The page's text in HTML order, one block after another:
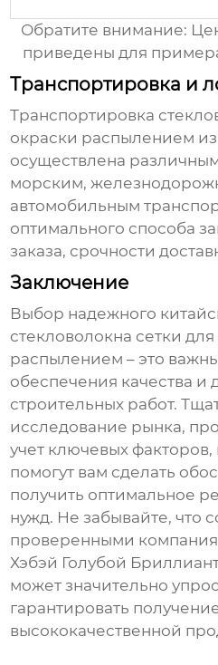
Обратите внимание:
приведены для
Транспортировка и
Транспортировка
окраски распылением
осуществлена
морским,
автомобильным
оптимального способа
заказа, срочности
Заключение
Выбор надежного
стекловолокна сетки
распылением – это
обеспечения качества и
строительных работ.
исследование рынка,
учет ключевых
помогут вам сделать
получить оптимальное
нужд. Не забывайте, что
проверенными
Хэбэй Голубой
может значительно
гарантировать
высококачественной